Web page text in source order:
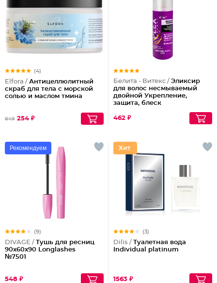
(4)
Elfora / Антицеллюлитный
скраб для тела с морской
солью и маслом тмина
849 254 ₽
Белита - Витекс / Эликсир
для волос несмываемый
двойной Укрепление,
защита, блеск
462 ₽
Рекомендуем
(9)
DIVAGE / Тушь для ресниц
90x60x90 Longlashes
№7501
548 ₽
(3)
Dilis / Туалетная вода
Individual platinum
1563 ₽